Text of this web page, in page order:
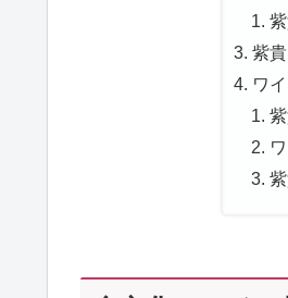
紫
ワ